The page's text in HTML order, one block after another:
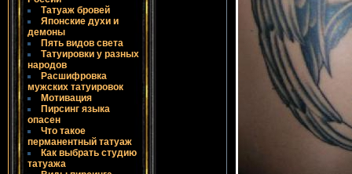
Татуаж бровей
Японские духи и
демоны
Пять видов света
Татуировки у разных
народов
Расшифровка
мужских татуировок
Мотивация
Пирсинг языка
опасен
Что такое
пермaнентный татуаж
Как выбрать студию
татуажа